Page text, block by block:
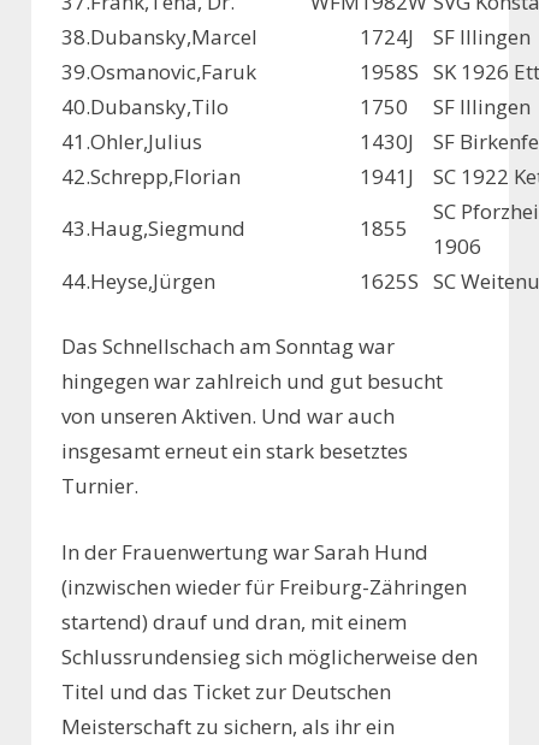
38.Dubansky,Marcel 1724J
SF Illingen
39.Osmanovic,Faruk 1958S SK 1926
40.Dubansky,Tilo 1750
SF Illingen
41.Ohler,Julius 1430J
SF
42.Schrepp,Florian 1941J
SC 1922
43.Haug,Siegmund 1855
SC
1906
44.Heyse,Jürgen 1625S SC
Das Schnellschach am Sonntag war
hingegen war zahlreich und gut besucht
von unseren Aktiven. Und war auch
insgesamt erneut ein stark besetztes
Turnier.
In der Frauenwertung war Sarah Hund
(inzwischen wieder für Freiburg-Zähringen
startend) drauf und dran, mit einem
Schlussrundensieg sich möglicherweise den
Titel und das Ticket zur Deutschen
Meisterschaft zu sichern, als ihr ein